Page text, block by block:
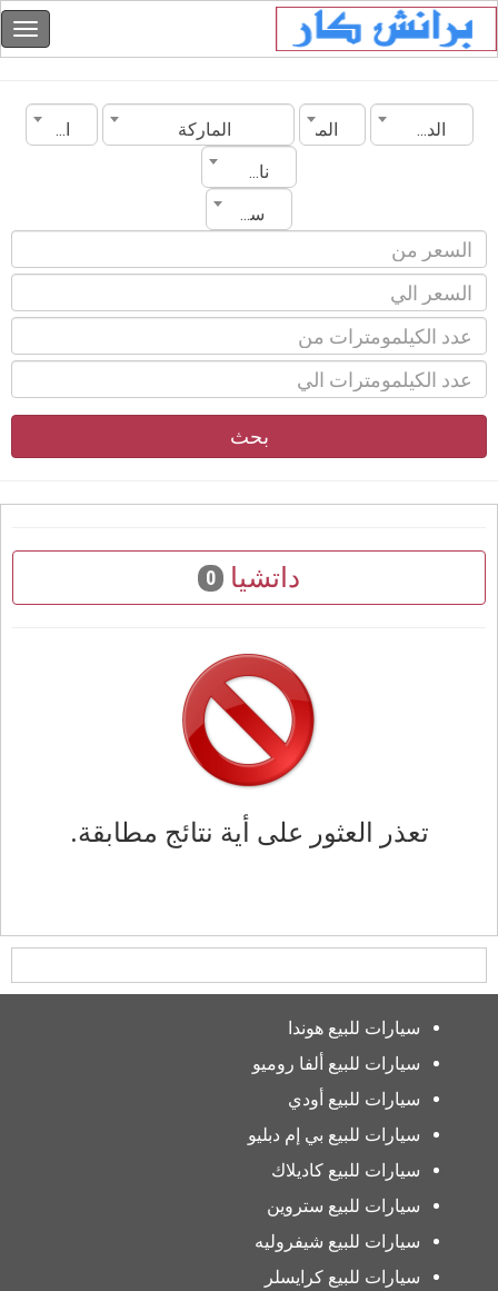
الدولة المدينة الماركة
الموديل
ناقل الحركة
سنة الصنع
بحث
داتشيا 0
تعذر العثور على أية نتائج مطابقة.
سيارات للبيع هوندا
سيارات للبيع ألفا روميو
سيارات للبيع أودي
سيارات للبيع بي إم دبليو
سيارات للبيع كاديلاك
سيارات للبيع ستروين
سيارات للبيع شيفروليه
سيارات للبيع كرايسلر